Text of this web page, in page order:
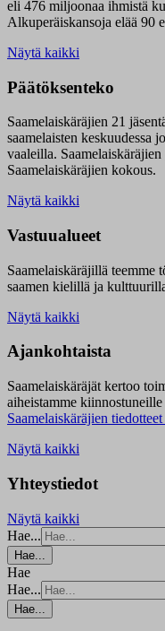
eli 476 miljoonaa ihmistä
Alkuperäiskansoja elää 90
Näytä kaikki
Päätöksenteko
Saamelaiskäräjien 21
saamelaisten keskuudessa
vaaleilla.
Saamelaiskäräjien kokous.
Näytä kaikki
Vastuualueet
Saamelaiskäräjillä teemme
saamen kielillä ja
Näytä kaikki
Ajankohtaista
Saamelaiskäräjät kertoo
aiheistamme
Saamelaiskäräjien
Näytä kaikki
Yhteystiedot
Näytä kaikki
Hae...
Hae...
Hae
Hae...
Hae...